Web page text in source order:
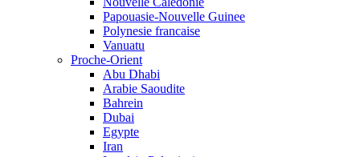
Papouasie-Nouvelle Guinee
Polynesie francaise
Vanuatu
Proche-Orient
Abu Dhabi
Arabie Saoudite
Bahrein
Dubai
Egypte
Iran